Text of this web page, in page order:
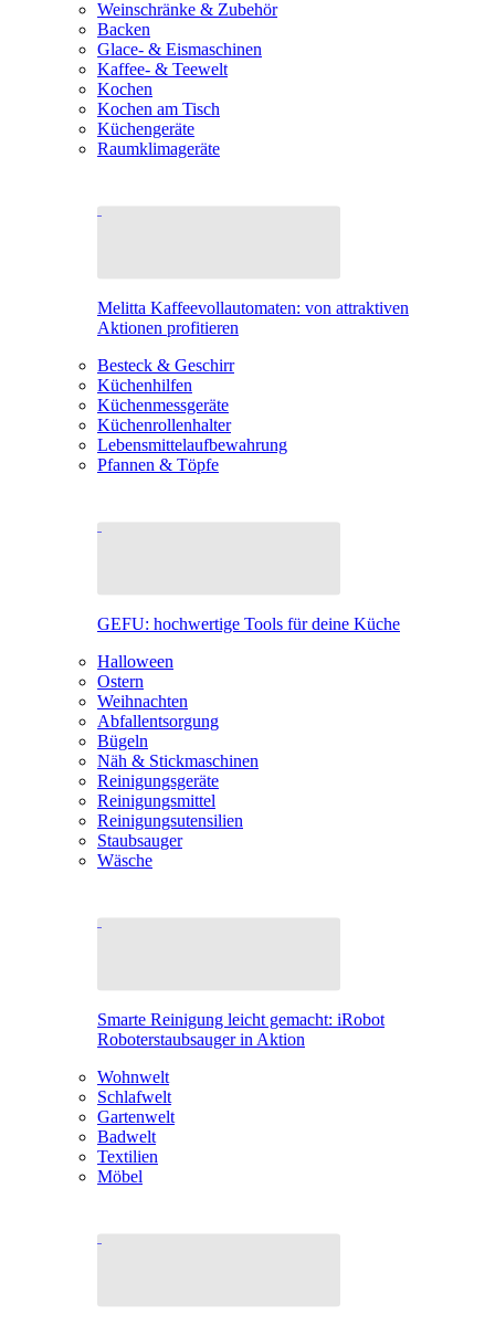
Weinschränke & Zubehör
Backen
Glace- & Eismaschinen
Kaffee- & Teewelt
Kochen
Kochen am Tisch
Küchengeräte
Raumklimageräte
Melitta Kaffeevollautomaten: von attraktiven
Aktionen profitieren
Besteck & Geschirr
Küchenhilfen
Küchenmessgeräte
Küchenrollenhalter
Lebensmittelaufbewahrung
Pfannen & Töpfe
GEFU: hochwertige Tools für deine Küche
Halloween
Ostern
Weihnachten
Abfallentsorgung
Bügeln
Näh & Stickmaschinen
Reinigungsgeräte
Reinigungsmittel
Reinigungsutensilien
Staubsauger
Wäsche
Smarte Reinigung leicht gemacht: iRobot
Roboterstaubsauger in Aktion
Wohnwelt
Schlafwelt
Gartenwelt
Badwelt
Textilien
Möbel